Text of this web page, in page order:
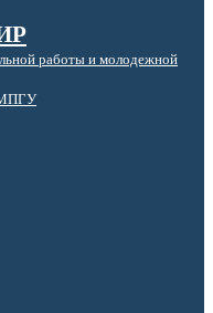
работы и молодежной
МПГУ